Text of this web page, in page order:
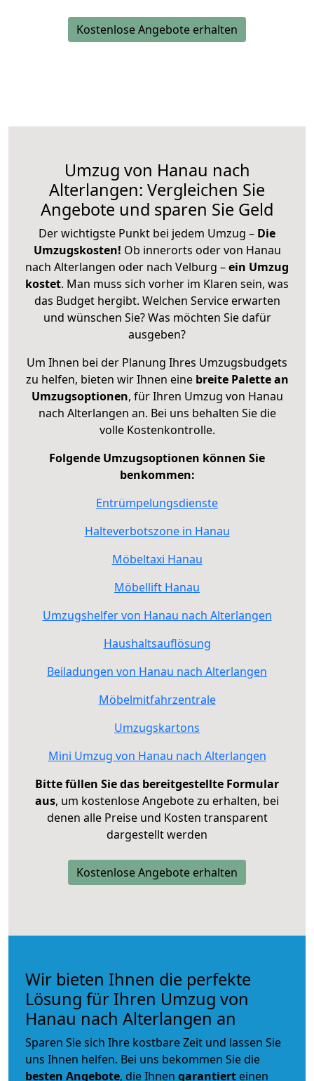
Kostenlose Angebote erhalten
Umzug von Hanau nach
Alterlangen: Vergleichen Sie
Angebote und sparen Sie Geld
Der wichtigste Punkt bei jedem Umzug – Die
Umzugskosten! Ob innerorts oder von Hanau
nach Alterlangen oder nach Velburg –ein Umzug
kostet. Man muss sich vorher im Klaren sein, was
das Budget hergibt. Welchen Service erwarten
und wünschen Sie? Was möchten Sie dafür
ausgeben?
Um Ihnen bei der Planung Ihres Umzugsbudgets
zu helfen, bieten wir Ihnen eine breite Palette an
Umzugsoptionen, für Ihren Umzug von Hanau
nach Alterlangen an. Bei uns behalten Sie die
volle Kostenkontrolle.
Folgende Umzugsoptionen können Sie
benkommen:
Entrümpelungsdienste
Halteverbotszone in Hanau
Möbeltaxi Hanau
Möbellift Hanau
Umzugshelfer von Hanau nach Alterlangen
Haushaltsauflösung
Beiladungen von Hanau nach Alterlangen
Möbelmitfahrzentrale
Umzugskartons
Mini Umzug von Hanau nach Alterlangen
Bitte füllen Sie das bereitgestellte Formular
aus, um kostenlose Angebote zu erhalten, bei
denen alle Preise und Kosten transparent
dargestellt werden
Kostenlose Angebote erhalten
Wir bieten Ihnen die perfekte
Lösung für Ihren Umzug von
Hanau nach Alterlangen an
Sparen Sie sich Ihre kostbare Zeit und lassen Sie
uns Ihnen helfen. Bei uns bekommen Sie die
besten Angebote, die Ihnen garantiert einen